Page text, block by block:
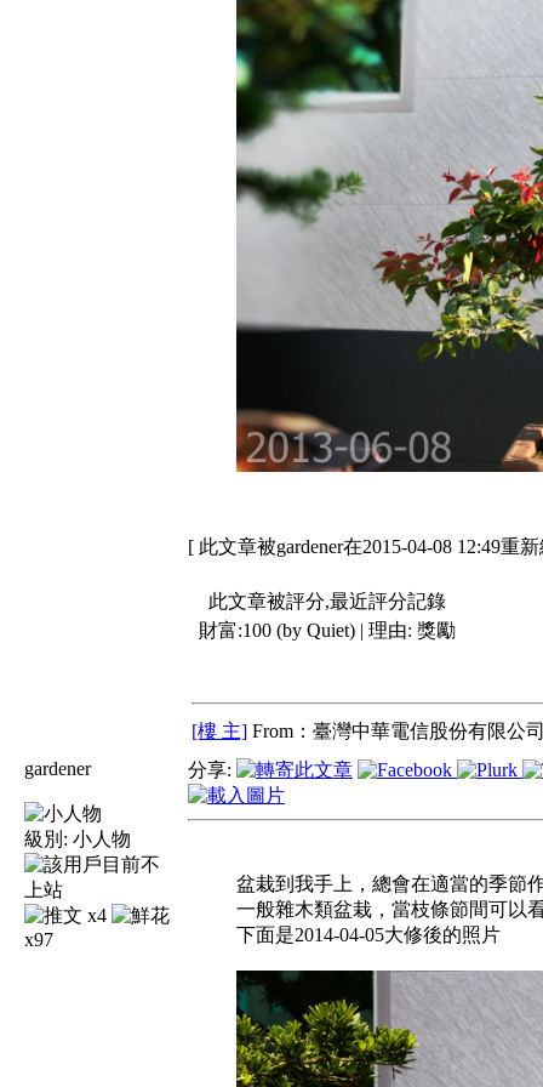
[ 此文章被gardener在2015-04-08 12:49重
此文章被評分,最近評分記錄
財富:100 (by Quiet) | 理由: 獎勵
[樓 主] From：臺灣中華電信股份有限公
gardener
級別: 小人物
x4
x97
分享:
盆栽到我手上，總會在適當的季節
一般雜木類盆栽，當枝條節間可以
下面是2014-04-05大修後的照片